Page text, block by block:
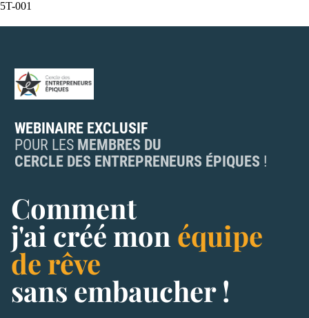
5T-001
WEBINAIRE EXCLUSIF
POUR LES MEMBRES DU
CERCLE DES ENTREPRENEURS ÉPIQUES !
Comment
j'ai créé mon équipe
de rêve
sans embaucher !